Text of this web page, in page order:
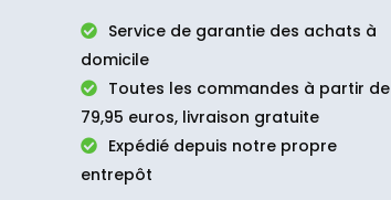
Service de garantie des achats à
domicile
Toutes les commandes à partir de
79,95 euros, livraison gratuite
Expédié depuis notre propre
entrepôt